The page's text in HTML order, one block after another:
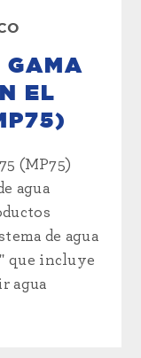
GAMA
EL
(MP75)
agua
de agua
que incluye
agua